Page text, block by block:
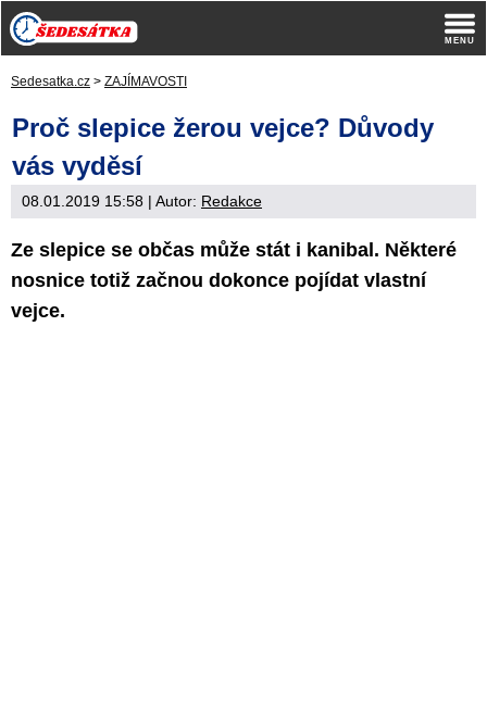
Sedesatka.cz > ZAJÍMAVOSTI
Proč slepice žerou vejce? Důvody
vás vyděsí
08.01.2019 15:58 | Autor: Redakce
Ze slepice se občas může stát i kanibal. Některé
nosnice totiž začnou dokonce pojídat vlastní
vejce.